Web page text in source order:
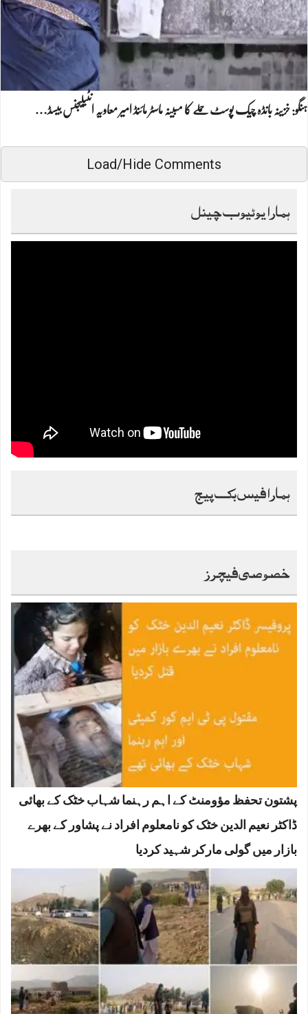
ہنگو: خزینہ بانڈہ چیک پوسٹ حملے کا مبینہ ماسٹر مائنڈ امیر معاویہ انٹیلیجنس بیسڈ…
Load/Hide Comments
ہمارا یوٹیوب چینل
ہمارا فیس بک پیج
خصوصی فیچرز
پشتون تحفظ مؤومنٹ کے اہم رہنما شہاب خٹک کے بھائی
ڈاکٹر نعیم الدین خٹک کو نامعلوم افراد نے پشاور کے بھرے
بازار میں گولی مارکر شہید کردیا